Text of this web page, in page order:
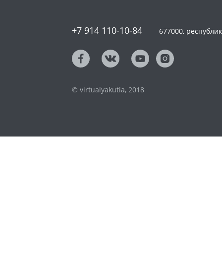
+7 914 110-10-84 677000,
© virtualyakutia, 2018